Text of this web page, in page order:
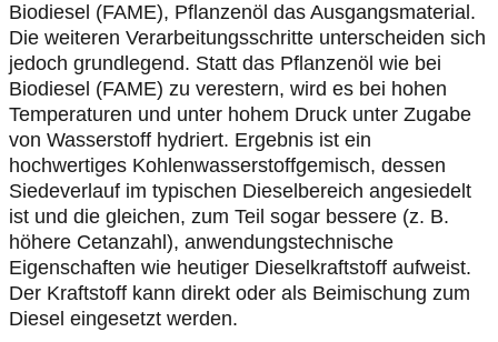
Biodiesel (FAME), Pflanzenöl das Ausgangsmaterial.
Die weiteren Verarbeitungsschritte unterscheiden sich
jedoch grundlegend. Statt das Pflanzenöl wie bei
Biodiesel (FAME) zu verestern, wird es bei hohen
Temperaturen und unter hohem Druck unter Zugabe
von Wasserstoff hydriert. Ergebnis ist ein
hochwertiges Kohlenwasserstoffgemisch, dessen
Siedeverlauf im typischen Dieselbereich angesiedelt
ist und die gleichen, zum Teil sogar bessere (z. B.
höhere Cetanzahl), anwendungstechnische
Eigenschaften wie heutiger Dieselkraftstoff aufweist.
Der Kraftstoff kann direkt oder als Beimischung zum
Diesel eingesetzt werden.